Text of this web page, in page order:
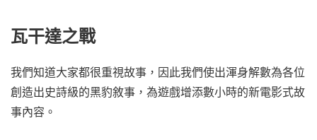
瓦干達之戰
我們知道大家都很重視故事，因此我們使出渾身解數為各位
創造出史詩級的黑豹敘事，為遊戲增添數小時的新電影式故
事內容。